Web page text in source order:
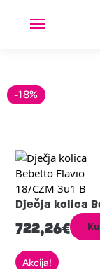
Dječja kolica
722,26€
Akcija!
-18%